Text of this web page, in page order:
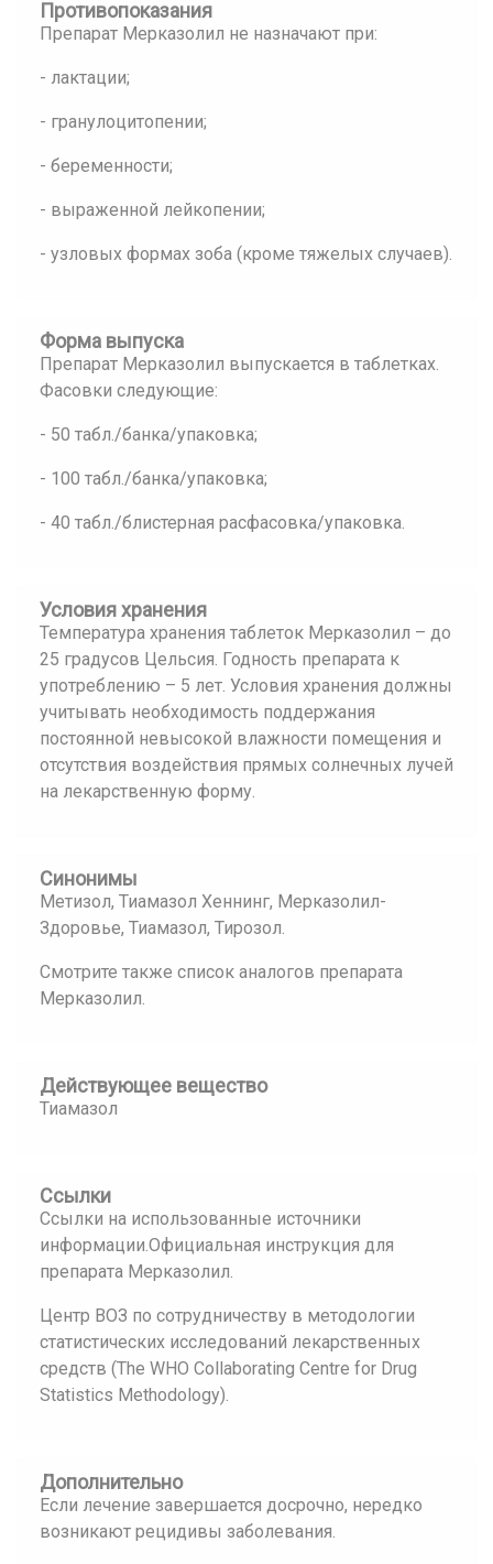
Противопоказания
Препарат Мерказолил не назначают при:
- лактации;
- гранулоцитопении;
- беременности;
- выраженной лейкопении;
- узловых формах зоба (кроме тяжелых случаев).
Форма выпуска
Препарат Мерказолил выпускается в таблетках.
Фасовки следующие:
- 50 табл./банка/упаковка;
- 100 табл./банка/упаковка;
- 40 табл./блистерная расфасовка/упаковка.
Условия хранения
Температура хранения таблеток Мерказолил – до
25 градусов Цельсия. Годность препарата к
употреблению – 5 лет. Условия хранения должны
учитывать необходимость поддержания
постоянной невысокой влажности помещения и
отсутствия воздействия прямых солнечных лучей
на лекарственную форму.
Синонимы
Метизол, Тиамазол Хеннинг, Мерказолил-
Здоровье, Тиамазол, Тирозол.
Смотрите также список аналогов препарата
Мерказолил.
Действующее вещество
Тиамазол
Ссылки
Ссылки на использованные источники
информации.Официальная инструкция для
препарата Мерказолил.
Центр ВОЗ по сотрудничеству в методологии
статистических исследований лекарственных
средств (The WHO Collaborating Centre for Drug
Statistics Methodology).
Дополнительно
Если лечение завершается досрочно, нередко
возникают рецидивы заболевания.